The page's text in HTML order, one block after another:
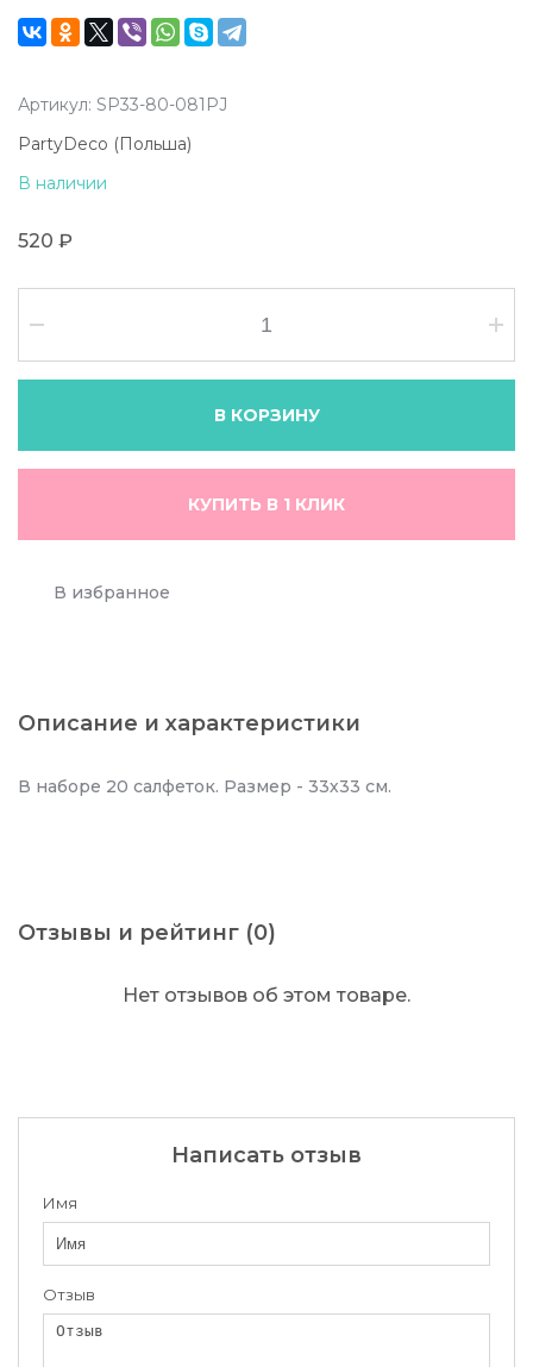
Артикул: SP33-80-081PJ
PartyDeco (Польша)
В наличии
520 ₽
В КОРЗИНУ
КУПИТЬ В 1 КЛИК
В избранное
Описание и характеристики
В наборе 20 салфеток. Размер - 33х33 см.
Отзывы и рейтинг (0)
Нет отзывов об этом товаре.
Написать отзыв
Имя
Отзыв